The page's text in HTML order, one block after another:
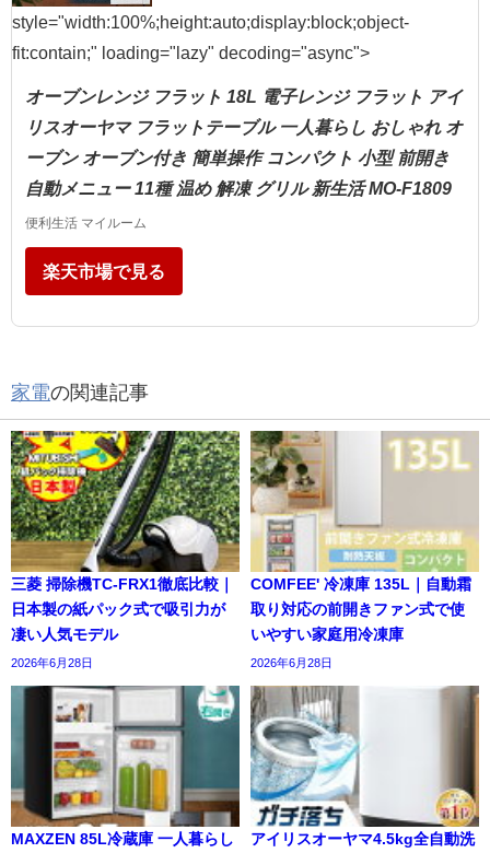
style="width:100%;height:auto;display:block;object-
fit:contain;" loading="lazy" decoding="async">
オーブンレンジ フラット 18L 電子レンジ フラット アイ
リスオーヤマ フラットテーブル 一人暮らし おしゃれ オ
ーブン オーブン付き 簡単操作 コンパクト 小型 前開き
自動メニュー 11種 温め 解凍 グリル 新生活 MO-F1809
便利生活 マイルーム
楽天市場で見る
家電の関連記事
三菱 掃除機TC-FRX1徹底比較｜
日本製の紙パック式で吸引力が
凄い人気モデル
2026年6月28日
COMFEE' 冷凍庫 135L｜自動霜
取り対応の前開きファン式で使
いやすい家庭用冷凍庫
2026年6月28日
MAXZEN 85L冷蔵庫 一人暮らし
アイリスオーヤマ4.5kg全自動洗